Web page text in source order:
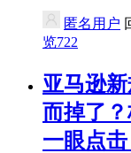
匿名用户
览722
亚马逊
而掉了
一眼点